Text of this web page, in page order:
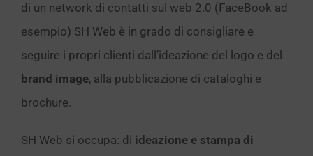
di un network di contatti sul web 2.0 (FaceBook ad
esempio) SH Web è in grado di consigliare e
seguire i propri clienti dall’ideazione del logo e del
brand image, alla pubblicazione di cataloghi e
brochure.
SH Web si occupa: di ideazione e stampa di